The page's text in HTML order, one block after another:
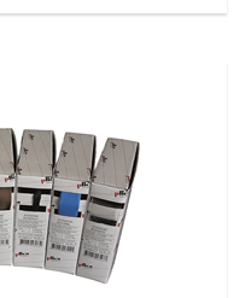
Verletzungen. Der
Dies macht ihn
Isolierungen und
und handwerklichen